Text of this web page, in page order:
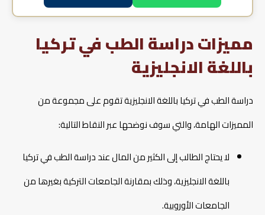
مميزات دراسة الطب في تركيا
باللغة الانجليزية
دراسة الطب في تركيا باللغة الانجليزية تقوم على مجموعة من
المميزات الهامة، والتي سوف نوضحها عبر النقاط التالية:
لا يحتاج الطالب إلى الكثير من المال عند دراسة الطب في تركيا
باللغة الانجليزية، وذلك بمقارنة الجامعات التركية بغيرها من
الجامعات الأوروبية.